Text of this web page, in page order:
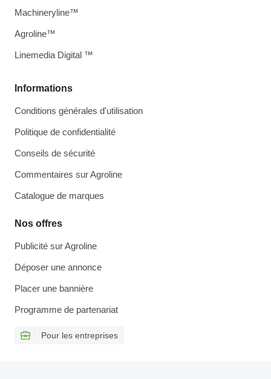
Informations
Conditions générales d'utilisation
Politique de confidentialité
Conseils de sécurité
Commentaires sur Agroline
Catalogue de marques
Nos offres
Publicité sur Agroline
Déposer une annonce
Placer une bannière
Programme de partenariat
Pour les entreprises
Machineryline™
Agroline™
Linemedia Digital ™